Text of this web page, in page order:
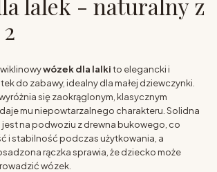
lalek - naturalny z
wózek dla lalkito elegancki i
do zabawy, idealny dla małej dziewczynki.
się zaokrąglonym, klasycznym
mu niepowtarzalnego charakteru. Solidna
na podwoziu z drewna bukowego, co
i stabilność podczas użytkowania, a
rączka sprawia, że dziecko może
wózek.